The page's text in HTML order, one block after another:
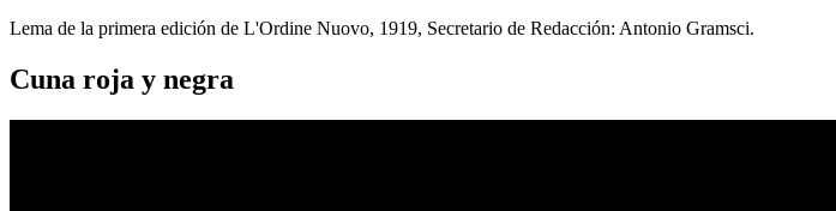
Lema de la primera edición de L'Ordine Nuovo, 1919, Secretario de Redacción: Antonio Gramsci.
Cuna roja y negra